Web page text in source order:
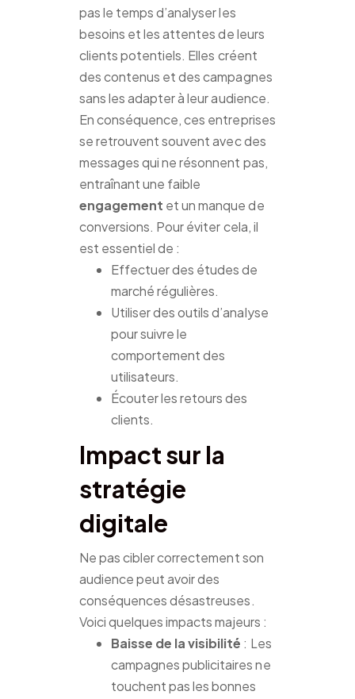
pas le temps d’analyser les
besoins et les attentes de leurs
clients potentiels. Elles créent
des contenus et des campagnes
sans les adapter à leur audience.
En conséquence, ces entreprises
se retrouvent souvent avec des
messages qui ne résonnent pas,
entraînant une faible
engagement et un manque de
conversions. Pour éviter cela, il
est essentiel de :
Effectuer des études de
marché régulières.
Utiliser des outils d’analyse
pour suivre le
comportement des
utilisateurs.
Écouter les retours des
clients.
Impact sur la
stratégie
digitale
Ne pas cibler correctement son
audience peut avoir des
conséquences désastreuses.
Voici quelques impacts majeurs :
Baisse de la visibilité : Les
campagnes publicitaires ne
touchent pas les bonnes